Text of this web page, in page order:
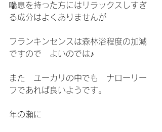
喘息を持った方にはリラックスしすぎ
る成分はよくありませんが
フランキンセンスは森林浴程度の加減
ですので　よいのでは♪
また　ユーカリの中でも　ナローリー
フであれば良いようです。
年の瀬に